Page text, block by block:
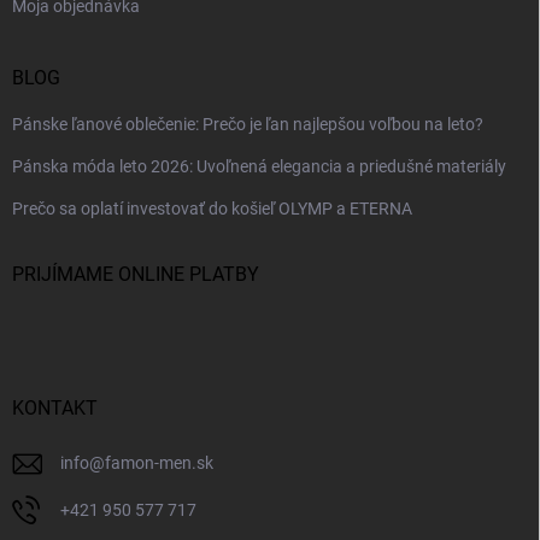
Moja objednávka
BLOG
Pánske ľanové oblečenie: Prečo je ľan najlepšou voľbou na leto?
Pánska móda leto 2026: Uvoľnená elegancia a priedušné materiály
Prečo sa oplatí investovať do košieľ OLYMP a ETERNA
PRIJÍMAME ONLINE PLATBY
KONTAKT
info@famon-men.sk
+421 950 577 717